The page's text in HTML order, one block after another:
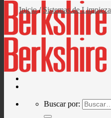
Buscar por:
Inicio / Sistemas de Limpieza